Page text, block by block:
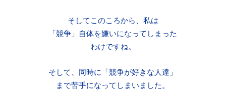
そしてこのころから、私は
「競争」自体を嫌いになってしまった
わけですね。
そして、同時に「競争が好きな人達」
まで苦手になってしまいました。